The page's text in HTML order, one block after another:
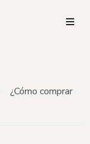
¿Cómo comprar